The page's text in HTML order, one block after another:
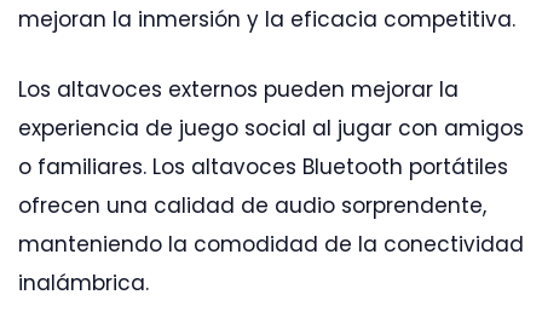
mejoran la inmersión y la eficacia competitiva.
Los altavoces externos pueden mejorar la
experiencia de juego social al jugar con amigos
o familiares. Los altavoces Bluetooth portátiles
ofrecen una calidad de audio sorprendente,
manteniendo la comodidad de la conectividad
inalámbrica.